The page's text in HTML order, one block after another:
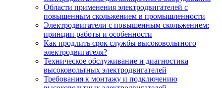
Области применения электродвигателей с
повышенным скольжением в промышленности
Электродвигатели с повышенным скольжением:
принцип работы и особенности
Как продлить срок службы высоковольтного
электродвигателя?
Техническое обслуживание и диагностика
высоковольтных электродвигателей
Требования к монтажу и подключению